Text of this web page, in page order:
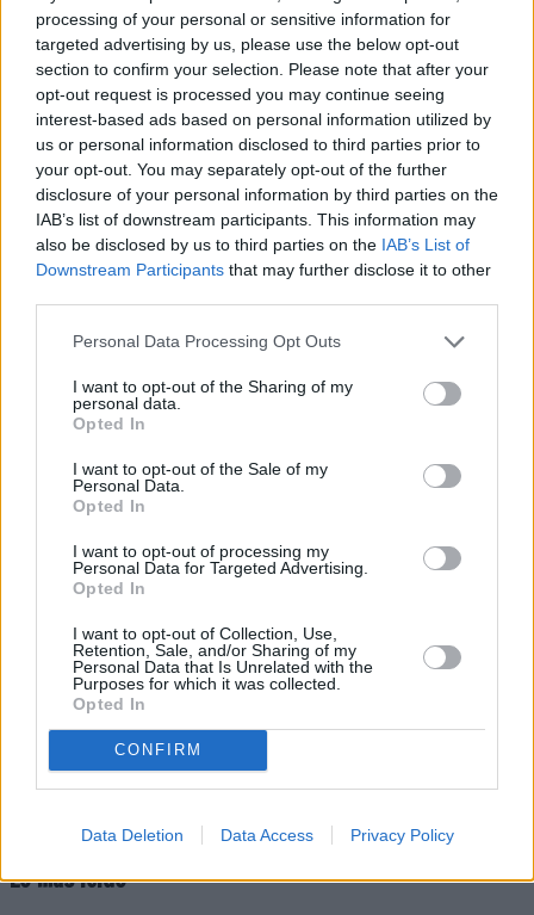
processing of your personal or sensitive information for
targeted advertising by us, please use the below opt-out
section to confirm your selection. Please note that after your
opt-out request is processed you may continue seeing
interest-based ads based on personal information utilized by
us or personal information disclosed to third parties prior to
your opt-out. You may separately opt-out of the further
disclosure of your personal information by third parties on the
IAB’s list of downstream participants. This information may
also be disclosed by us to third parties on the IAB’s List of
Downstream Participants that may further disclose it to other
Personal Data Processing Opt Outs
I want to opt-out of the Sharing of my
personal data.
Opted In
I want to opt-out of the Sale of my
Personal Data.
Opted In
I want to opt-out of processing my
Personal Data for Targeted Advertising.
Opted In
I want to opt-out of Collection, Use,
Retention, Sale, and/or Sharing of my
Personal Data that Is Unrelated with the
Purposes for which it was collected.
Opted In
CONFIRM
Data Deletion Data Access Privacy Policy
Boletín Oficial de la Provincia de Las
Palmas. Además, en la sede
electrónica del Cabildo de Lanzarote
se subirá toda la información y
documentación necesaria para los
interesados.
Escribir un comentario
Nombre
(requerido)
PUBLICIDAD
Lo más leído